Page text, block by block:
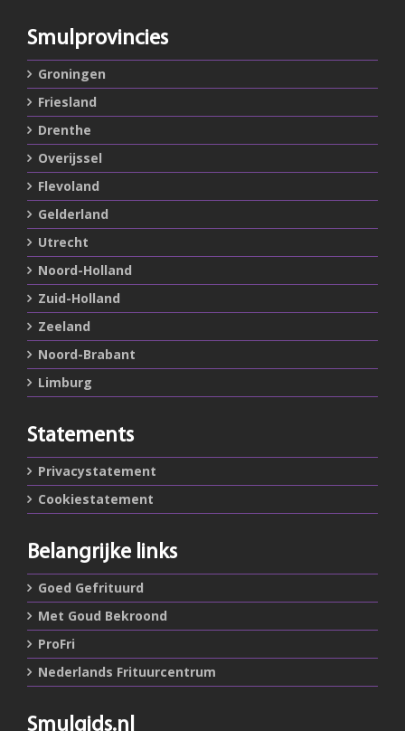
Smulprovincies
Groningen
Friesland
Drenthe
Overijssel
Flevoland
Gelderland
Utrecht
Noord-Holland
Zuid-Holland
Zeeland
Noord-Brabant
Limburg
Statements
Privacystatement
Cookiestatement
Belangrijke links
Goed Gefrituurd
Met Goud Bekroond
ProFri
Nederlands Frituurcentrum
Smulgids.nl